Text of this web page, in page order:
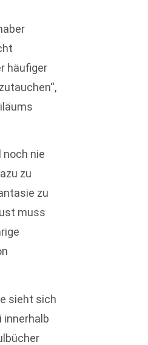
häufiger
noch nie
zu
zu
muss
sieht sich
innerhalb